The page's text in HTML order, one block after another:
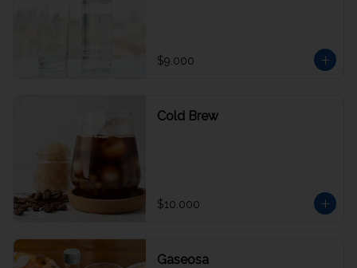
$9.000
Cold Brew
$10.000
Gaseosa